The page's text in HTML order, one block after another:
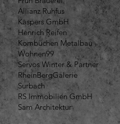
Allianz Ruhfus
Kaspers GmbH
Henrich Reifen
Kombüchen Metalbau
Wohnen99
Servos Winter & Partner
RheinBergGalerie
Surbach
RS Immobilien GmbH
Sam Architektur